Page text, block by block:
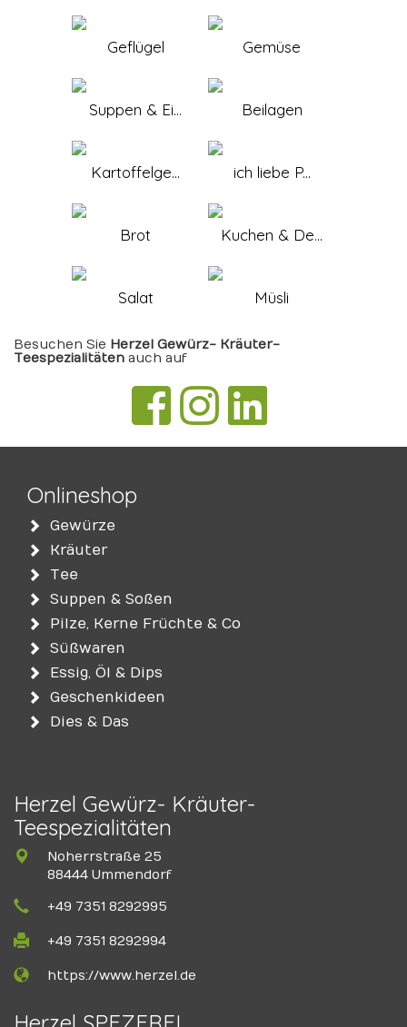
Geflügel Gemüse
Suppen & Ei... Beilagen
Kartoffelge... ich liebe P...
Brot Kuchen & De...
Salat Müsli
Besuchen Sie Herzel Gewürz- Kräuter-
Teespezialitäten auch auf
Onlineshop
Gewürze
Kräuter
Tee
Suppen & Soßen
Pilze, Kerne Früchte & Co
Süßwaren
Essig, Öl & Dips
Geschenkideen
Dies & Das
Herzel Gewürz- Kräuter-
Teespezialitäten
Noherrstraße 25
88444 Ummendorf
+49 7351 8292995
+49 7351 8292994
https://www.herzel.de